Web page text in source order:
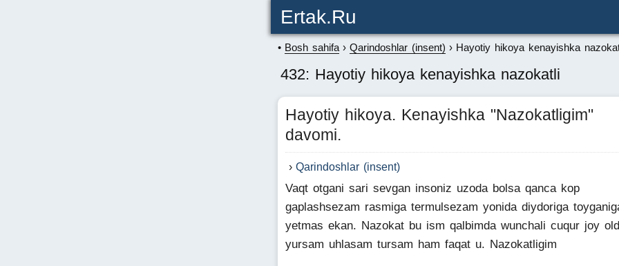
Ertak.ru
Bosh sahifa Qarindoshlar (insent) Hayotiy hikoya kenayishka
432: Hayotiy hikoya kenayishka nazokatli
Hayotiy hikoya. Kenayishka "Nazokatligim"
davomi.
Qarindoshlar (insent)
Vaqt otgani sari sevgan insoniz uzoda bolsa qanca kop
gaplashsezam rasmiga termulsezam yonida diydoriga
yetmas ekan. Nazokat bu ism qalbimda wunchali cuqur joy
yursam uhlasam tursam ham faqat u. Nazokatligim